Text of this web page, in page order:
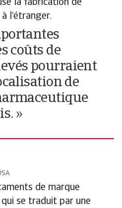
la fabrication de
l’étranger.
coûts de
pourraient
de
»
de marque
se traduit par une